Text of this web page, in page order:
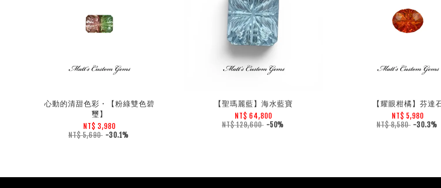
心動的清甜色彩・【粉綠雙色碧
璽】
NT$ 3,980
NT$ 5,690 -30.1%
【聖瑪麗藍】海水藍寶
NT$ 64,800
NT$ 129,600 -50%
【耀眼柑橘】芬達
NT$ 5,980
NT$ 8,580 -30.3%